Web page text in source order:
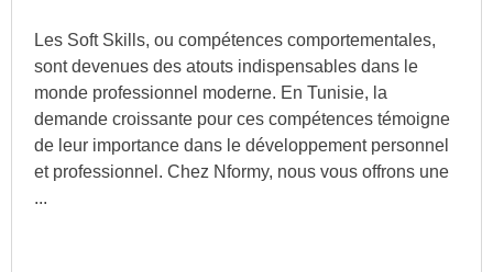
n
Les Soft Skills, ou compétences comportementales,
sont devenues des atouts indispensables dans le
monde professionnel moderne. En Tunisie, la
demande croissante pour ces compétences témoigne
de leur importance dans le développement personnel
et professionnel. Chez Nformy, nous vous offrons une
...